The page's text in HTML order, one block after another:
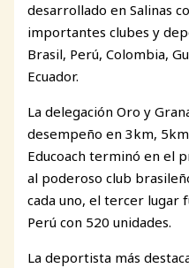
desarrollado en Salinas
importantes clubes y
Brasil, Perú, Colombia,
Ecuador.
La delegación Oro y
desempeño en 3km,
Educoach terminó en el
al poderoso club
cada uno, el tercer lugar
Perú con 520 unidades.
La deportista más